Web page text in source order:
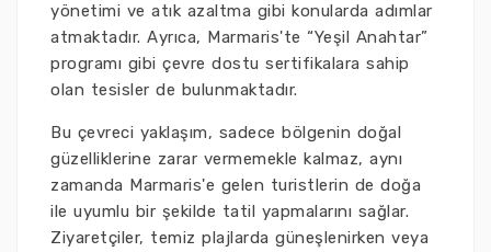
yönetimi ve atık azaltma gibi konularda adımlar
atmaktadır. Ayrıca, Marmaris'te “Yeşil Anahtar”
programı gibi çevre dostu sertifikalara sahip
olan tesisler de bulunmaktadır.
Bu çevreci yaklaşım, sadece bölgenin doğal
güzelliklerine zarar vermemekle kalmaz, aynı
zamanda Marmaris'e gelen turistlerin de doğa
ile uyumlu bir şekilde tatil yapmalarını sağlar.
Ziyaretçiler, temiz plajlarda güneşlenirken veya